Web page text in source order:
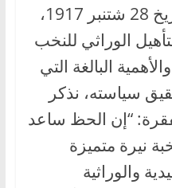
وفي رسالة أخرى له بتاريخ 28 شتنبر 1917،
الوراثي للنخب
البالغة التي
سياسته، نذكر
“إن الحظ ساعد
نيرة متميزة
والوراثية